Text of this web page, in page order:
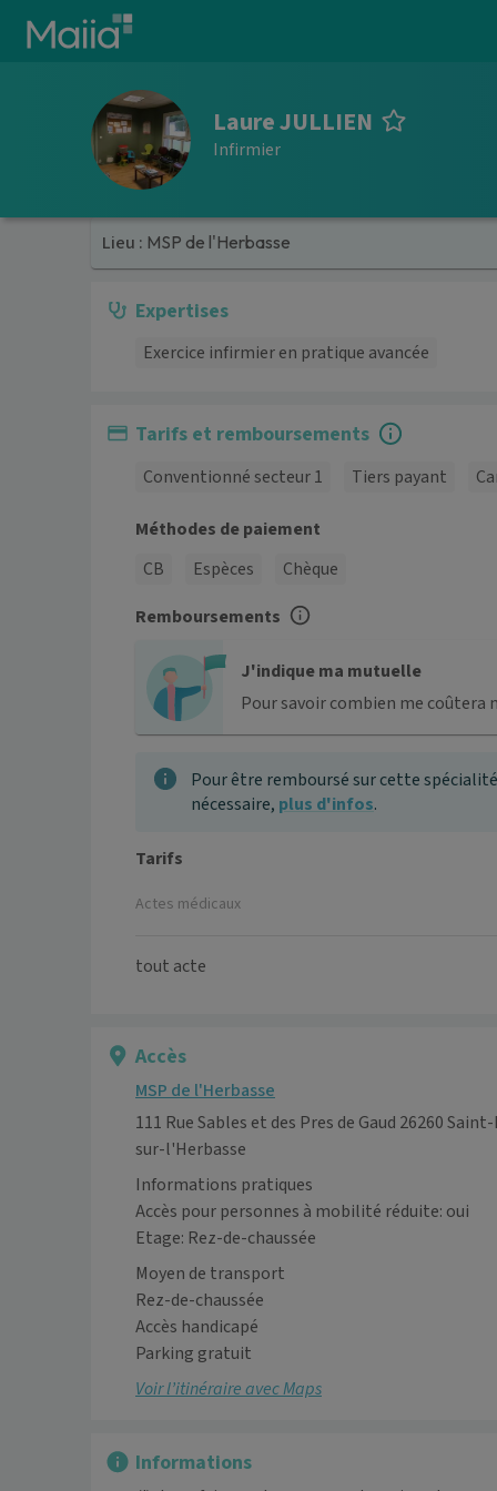
Aller au contenu principal
Laure JULLIEN
Infirmier
Lieu : MSP de l'Herbasse
Expertises
Exercice infirmier en pratique avancée
Tarifs et remboursements
Conventionné secteur 1 Tiers payant
Méthodes de paiement
CB
Espèces
Chèque
Remboursements
J'indique ma mutuelle
Pour savoir combien me coûtera
Pour être remboursé sur cette
nécessaire, plus d'infos.
Tarifs
Actes médicaux
tout acte
Accès
MSP de l'Herbasse
111 Rue Sables et des Pres de Gaud 26260
sur-l'Herbasse
Informations pratiques
Accès pour personnes à mobilité réduite: oui
Etage: Rez-de-chaussée
Moyen de transport
Rez-de-chaussée
Accès handicapé
Parking gratuit
Voir l’itinéraire avec Maps
Informations